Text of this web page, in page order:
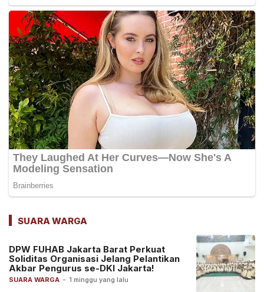
SUARA WARGA
SUARA WARGA - 1 minggu yang lalu
DPW FUHAB Jakarta Barat Perkuat
Soliditas Organisasi Jelang Pelantikan
Akbar Pengurus se-DKI Jakarta!